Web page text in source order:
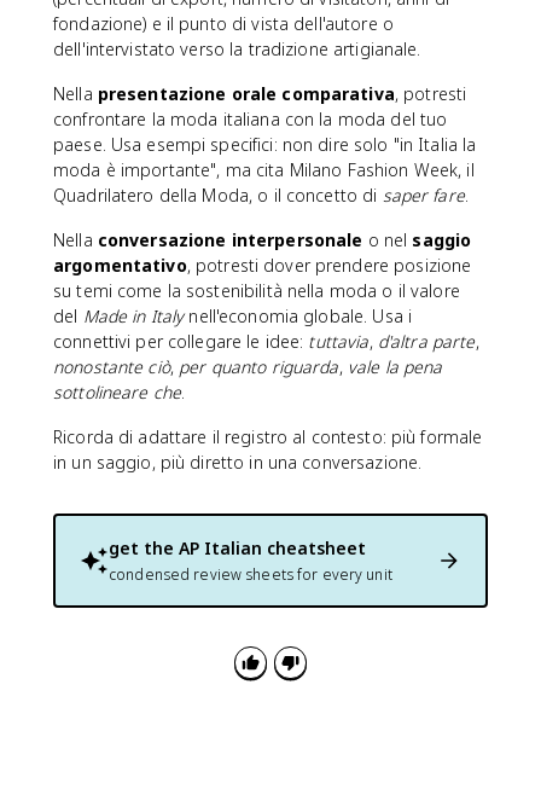
fondazione) e il punto di vista dell'autore o
dell'intervistato verso la tradizione artigianale.
Nella presentazione orale comparativa, potresti
confrontare la moda italiana con la moda del tuo
paese. Usa esempi specifici: non dire solo "in Italia la
moda è importante", ma cita Milano Fashion Week, il
Quadrilatero della Moda, o il concetto di saper fare.
Nella conversazione interpersonale o nel saggio
argomentativo, potresti dover prendere posizione
su temi come la sostenibilità nella moda o il valore
del Made in Italynell'economia globale. Usa i
connettivi per collegare le idee: tuttavia, d'altra parte,
nonostante ciò, per quanto riguarda, vale la pena
sottolineare che.
Ricorda di adattare il registro al contesto: più formale
in un saggio, più diretto in una conversazione.
get the AP Italian cheatsheet
condensed review sheets for every unit